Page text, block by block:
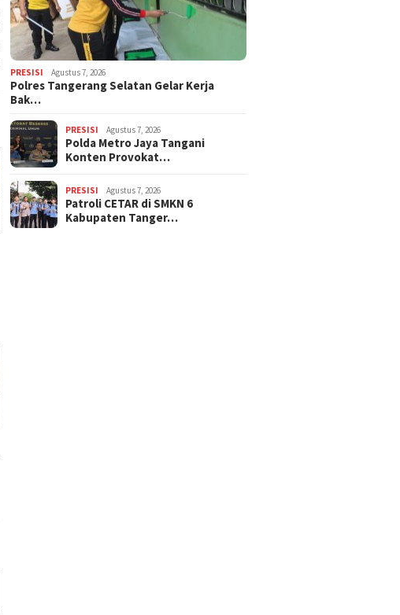
PRESISI Agustus 7, 2026
Polres Tangerang Selatan Gelar Kerja
Bak…
PRESISI Agustus 7, 2026
Polda Metro Jaya Tangani
Konten Provokat…
PRESISI Agustus 7, 2026
Patroli CETAR di SMKN 6
Kabupaten Tanger…